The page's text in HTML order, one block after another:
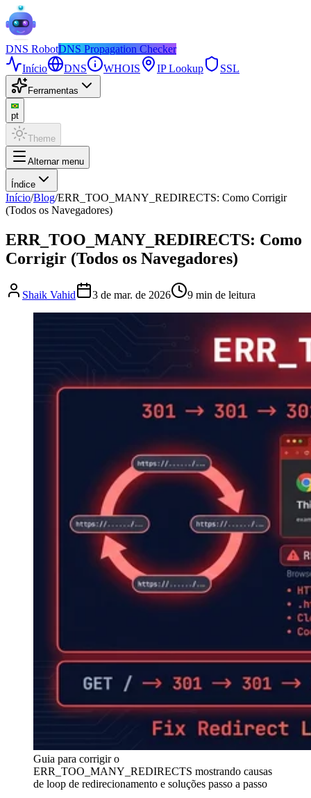
DNS RobotDNS Propagation Checker
Início
DNS WHOIS IP Lookup SSL
Ferramentas
pt
Theme
Alternar menu
Índice
Início/Blog/ERR_TOO_MANY_REDIRECTS: Como Corrigir
(Todos os Navegadores)
ERR_TOO_MANY_REDIRECTS: Como
Corrigir (Todos os Navegadores)
Shaik Vahid 3 de mar. de 2026 9 min de leitura
Guia para corrigir o
ERR_TOO_MANY_REDIRECTS mostrando causas
de loop de redirecionamento e soluções passo a passo